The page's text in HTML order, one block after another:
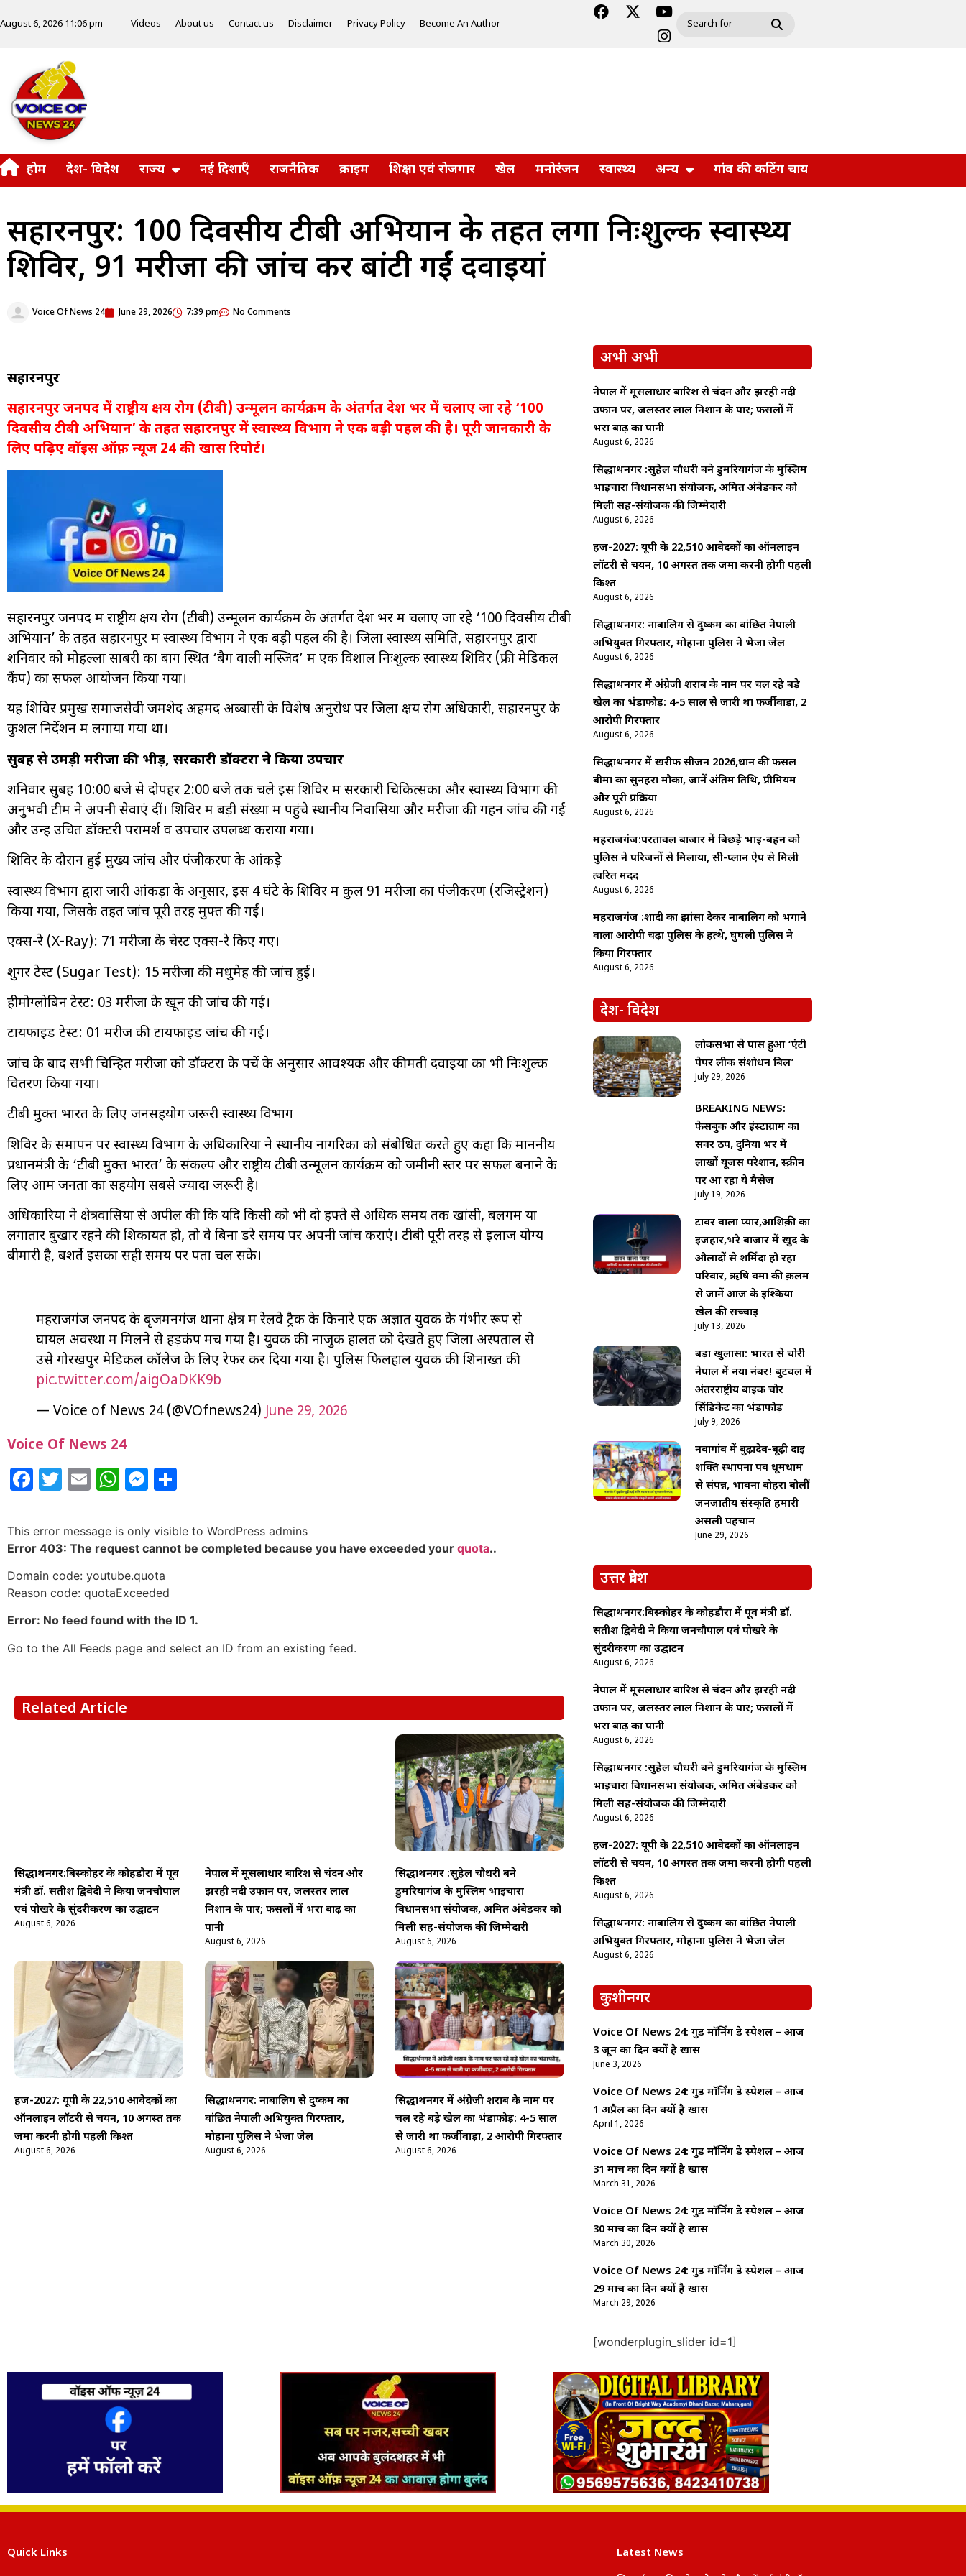
August 6, 2026 11:06 pm Videos About us Contact us Disclaimer Privacy Policy Become An Author
होम देश- विदेश राज्य नई दिशाएँ राजनैतिक क्राइम शिक्षा एवं रोजगार खेल मनोरंजन स्वास्थ्य अन्य गांव की कटिंग चाय
सहारनपुर: 100 दिवसीय टीबी अभियान के तहत लगा निःशुल्क स्वास्थ्य
शिविर, 91 मरीजों की जांच कर बांटी गईं दवाइयां
Voice Of News 24 June 29, 2026 7:39 pm No Comments
सहारनपुर
सहारनपुर जनपद में राष्ट्रीय क्षय रोग (टीबी) उन्मूलन कार्यक्रम के अंतर्गत देश भर में चलाए जा रहे ‘100
दिवसीय टीबी अभियान’ के तहत सहारनपुर में स्वास्थ्य विभाग ने एक बड़ी पहल की है। पूरी जानकारी के
लिए पढ़िए वाॅइस ऑफ़ न्यूज 24 की खास रिपोर्ट।
सहारनपुर जनपद में राष्ट्रीय क्षय रोग (टीबी) उन्मूलन कार्यक्रम के अंतर्गत देश भर में चलाए जा रहे ‘100 दिवसीय टीबी
अभियान’ के तहत सहारनपुर में स्वास्थ्य विभाग ने एक बड़ी पहल की है। जिला स्वास्थ्य समिति, सहारनपुर द्वारा
शनिवार को मोहल्ला साबरी का बाग स्थित ‘बैग वाली मस्जिद’ में एक विशाल निःशुल्क स्वास्थ्य शिविर (फ्री मेडिकल
कैंप) का सफल आयोजन किया गया।
यह शिविर प्रमुख समाजसेवी जमशेद अहमद अब्बासी के विशेष अनुरोध पर जिला क्षय रोग अधिकारी, सहारनपुर के
कुशल निर्देशन में लगाया गया था।
सुबह से उमड़ी मरीजों की भीड़, सरकारी डॉक्टरों ने किया उपचार
शनिवार सुबह 10:00 बजे से दोपहर 2:00 बजे तक चले इस शिविर में सरकारी चिकित्सकों और स्वास्थ्य विभाग की
अनुभवी टीम ने अपनी सेवाएं दीं। शिविर में बड़ी संख्या में पहुंचे स्थानीय निवासियों और मरीजों की गहन जांच की गई
और उन्हें उचित डॉक्टरी परामर्श व उपचार उपलब्ध कराया गया।
शिविर के दौरान हुई मुख्य जांचें और पंजीकरण के आंकड़े
स्वास्थ्य विभाग द्वारा जारी आंकड़ों के अनुसार, इस 4 घंटे के शिविर में कुल 91 मरीजों का पंजीकरण (रजिस्ट्रेशन)
किया गया, जिसके तहत जांचें पूरी तरह मुफ्त की गईं।
एक्स-रे (X-Ray): 71 मरीजों के चेस्ट एक्स-रे किए गए।
शुगर टेस्ट (Sugar Test): 15 मरीजों की मधुमेह की जांच हुई।
हीमोग्लोबिन टेस्ट: 03 मरीजों के खून की जांच की गई।
टायफाइड टेस्ट: 01 मरीज की टायफाइड जांच की गई।
जांच के बाद सभी चिन्हित मरीजों को डॉक्टरों के पर्चे के अनुसार आवश्यक और कीमती दवाइयों का भी निःशुल्क
वितरण किया गया।
टीबी मुक्त भारत के लिए जनसहयोग जरूरी स्वास्थ्य विभाग
शिविर के समापन पर स्वास्थ्य विभाग के अधिकारियों ने स्थानीय नागरिकों को संबोधित करते हुए कहा कि माननीय
प्रधानमंत्री के ‘टीबी मुक्त भारत’ के संकल्प और राष्ट्रीय टीबी उन्मूलन कार्यक्रम को जमीनी स्तर पर सफल बनाने के
लिए आम जनता का सहयोग सबसे ज्यादा जरूरी है।
अधिकारियों ने क्षेत्रवासियों से अपील की कि यदि किसी को भी दो हफ्ते से अधिक समय तक खांसी, बलगम या
लगातार बुखार रहने की शिकायत हो, तो वे बिना डरे समय पर अपनी जांच कराएं। टीबी पूरी तरह से इलाज योग्य
बीमारी है, बशर्ते इसका सही समय पर पता चल सके।
महराजगंज जनपद के बृजमनगंज थाना क्षेत्र में रेलवे ट्रैक के किनारे एक अज्ञात युवक के गंभीर रूप से
घायल अवस्था में मिलने से हड़कंप मच गया है। युवक की नाजुक हालत को देखते हुए जिला अस्पताल से
उसे गोरखपुर मेडिकल कॉलेज के लिए रेफर कर दिया गया है। पुलिस फिलहाल युवक की शिनाख्त की
pic.twitter.com/aigOaDKK9b
— Voice of News 24 (@VOfnews24) June 29, 2026
Voice Of News 24
Facebook
Twitter
EmailWhatsApp
Messenger
This error message is only visible to WordPress admins
Error 403: The request cannot be completed because you have exceeded your quota..
Domain code: youtube.quota
Reason code: quotaExceeded
Error: No feed found with the ID 1.
Go to the All Feeds page and select an ID from an existing feed.
Related Article
सिद्धार्थनगर:बिस्कोहर के कोहडौरा में पूर्व
मंत्री डॉ. सतीश द्विवेदी ने किया जनचौपाल
एवं पोखरे के सुंदरीकरण का उद्घाटन
August 6, 2026
नेपाल में मूसलाधार बारिश से चंदन और
झरही नदी उफान पर, जलस्तर लाल
निशान के पार; फसलों में भरा बाढ़ का
पानी
August 6, 2026
सिद्धार्थनगर :सुहेल चौधरी बने
डुमरियागंज के मुस्लिम भाईचारा
विधानसभा संयोजक, अमित अंबेडकर को
मिली सह-संयोजक की जिम्मेदारी
August 6, 2026
हज-2027: यूपी के 22,510 आवेदकों का
ऑनलाइन लॉटरी से चयन, 10 अगस्त तक
जमा करनी होगी पहली किश्त
August 6, 2026
सिद्धार्थनगर: नाबालिग से दुष्कर्म का
वांछित नेपाली अभियुक्त गिरफ्तार,
मोहाना पुलिस ने भेजा जेल
August 6, 2026
सिद्धार्थनगर में अंग्रेजी शराब के नाम पर
चल रहे बड़े खेल का भंडाफोड़: 4-5 साल
से जारी था फर्जीवाड़ा, 2 आरोपी गिरफ्तार
August 6, 2026
अभी अभी
नेपाल में मूसलाधार बारिश से चंदन और झरही नदी
उफान पर, जलस्तर लाल निशान के पार; फसलों में
भरा बाढ़ का पानी
August 6, 2026
सिद्धार्थनगर :सुहेल चौधरी बने डुमरियागंज के मुस्लिम
भाईचारा विधानसभा संयोजक, अमित अंबेडकर को
मिली सह-संयोजक की जिम्मेदारी
August 6, 2026
हज-2027: यूपी के 22,510 आवेदकों का ऑनलाइन
लॉटरी से चयन, 10 अगस्त तक जमा करनी होगी पहली
किश्त
August 6, 2026
सिद्धार्थनगर: नाबालिग से दुष्कर्म का वांछित नेपाली
अभियुक्त गिरफ्तार, मोहाना पुलिस ने भेजा जेल
August 6, 2026
सिद्धार्थनगर में अंग्रेजी शराब के नाम पर चल रहे बड़े
खेल का भंडाफोड़: 4-5 साल से जारी था फर्जीवाड़ा, 2
आरोपी गिरफ्तार
August 6, 2026
सिद्धार्थनगर में खरीफ सीजन 2026,धान की फसल
बीमा का सुनहरा मौका, जानें अंतिम तिथि, प्रीमियम
और पूरी प्रक्रिया
August 6, 2026
महराजगंज:परतावल बाजार में बिछड़े भाई-बहन को
पुलिस ने परिजनों से मिलाया, सी-प्लान ऐप से मिली
त्वरित मदद
August 6, 2026
महराजगंज :शादी का झांसा देकर नाबालिग को भगाने
वाला आरोपी चढ़ा पुलिस के हत्थे, घुघली पुलिस ने
किया गिरफ्तार
August 6, 2026
देश- विदेश
लोकसभा से पास हुआ ‘एंटी
पेपर लीक संशोधन बिल’
July 29, 2026
BREAKING NEWS:
फेसबुक और इंस्टाग्राम का
सर्वर ठप, दुनिया भर में
लाखों यूजर्स परेशान, स्क्रीन
पर आ रहा ये मैसेज
July 19, 2026
टावर वाला प्यार,आशिक़ी का
इजहार,भरे बाजार में खुद के
औलादों से शर्मिंदा हो रहा
परिवार, ऋषि वर्मा की क़लम
से जानें आज के इश्किया
खेल की सच्चाई
July 13, 2026
बड़ा खुलासा: भारत से चोरी
नेपाल में नया नंबर! बुटवल में
अंतरराष्ट्रीय बाइक चोर
सिंडिकेट का भंडाफोड़
July 9, 2026
नवागांव में बुढ़ादेव-बूढ़ी दाई
शक्ति स्थापना पर्व धूमधाम
से संपन्न, भावना बोहरा बोलीं
जनजातीय संस्कृति हमारी
असली पहचान
June 29, 2026
उत्तर प्रदेश
सिद्धार्थनगर:बिस्कोहर के कोहडौरा में पूर्व मंत्री डॉ.
सतीश द्विवेदी ने किया जनचौपाल एवं पोखरे के
सुंदरीकरण का उद्घाटन
August 6, 2026
नेपाल में मूसलाधार बारिश से चंदन और झरही नदी
उफान पर, जलस्तर लाल निशान के पार; फसलों में
भरा बाढ़ का पानी
August 6, 2026
सिद्धार्थनगर :सुहेल चौधरी बने डुमरियागंज के मुस्लिम
भाईचारा विधानसभा संयोजक, अमित अंबेडकर को
मिली सह-संयोजक की जिम्मेदारी
August 6, 2026
हज-2027: यूपी के 22,510 आवेदकों का ऑनलाइन
लॉटरी से चयन, 10 अगस्त तक जमा करनी होगी पहली
किश्त
August 6, 2026
सिद्धार्थनगर: नाबालिग से दुष्कर्म का वांछित नेपाली
अभियुक्त गिरफ्तार, मोहाना पुलिस ने भेजा जेल
August 6, 2026
कुशीनगर
Voice Of News 24: गुड माॅर्निंग डे स्पेशल – आज
3 जून का दिन क्यों है खास
June 3, 2026
Voice Of News 24: गुड माॅर्निंग डे स्पेशल – आज
1 अप्रैल का दिन क्यों है खास
April 1, 2026
Voice Of News 24: गुड माॅर्निंग डे स्पेशल – आज
31 मार्च का दिन क्यों है खास
March 31, 2026
Voice Of News 24: गुड माॅर्निंग डे स्पेशल – आज
30 मार्च का दिन क्यों है खास
March 30, 2026
Voice Of News 24: गुड माॅर्निंग डे स्पेशल – आज
29 मार्च का दिन क्यों है खास
March 29, 2026
[wonderplugin_slider id=1]
Quick Links
Latest News